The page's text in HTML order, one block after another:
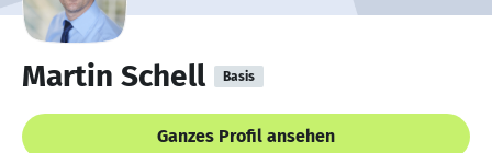
Martin Schell Basis
Ganzes Profil ansehen